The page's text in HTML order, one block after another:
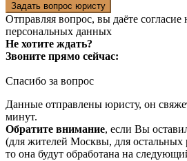
Задать вопрос юристу
Отправляя вопрос, вы даёте согласие
персональных данных
Не хотите ждать?
Звоните прямо сейчас:
Спасибо за вопрос
Данные отправлены юристу, он
минут.
Обратите внимание, если Вы
(для жителей Москвы, для остальных
то она будут обработана на